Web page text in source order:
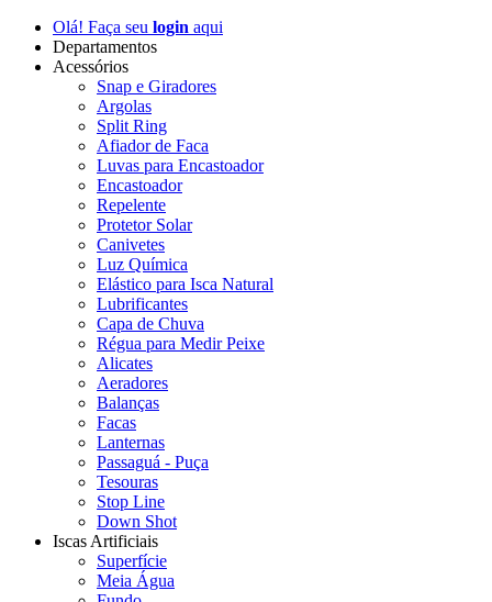
Olá! Faça seu login aqui
Departamentos
Acessórios
Snap e Giradores
Argolas
Split Ring
Afiador de Faca
Luvas para Encastoador
Encastoador
Repelente
Protetor Solar
Canivetes
Luz Química
Elástico para Isca Natural
Lubrificantes
Capa de Chuva
Régua para Medir Peixe
Alicates
Aeradores
Balanças
Facas
Lanternas
Passaguá - Puça
Tesouras
Stop Line
Down Shot
Iscas Artificiais
Superfície
Meia Água